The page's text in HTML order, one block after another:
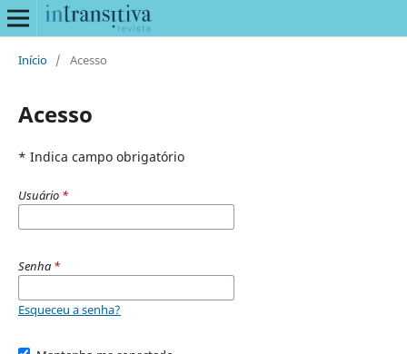
Início / Acesso
Acesso
* Indica campo obrigatório
Usuário *
Senha *
Esqueceu a senha?